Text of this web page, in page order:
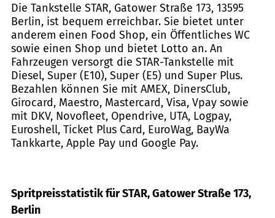
Die Tankstelle STAR, Gatower Straße 173, 13595
Berlin, ist bequem erreichbar. Sie bietet unter
anderem einen Food Shop, ein Öffentliches WC
sowie einen Shop und bietet Lotto an. An
Fahrzeugen versorgt die STAR-Tankstelle mit
Diesel, Super (E10), Super (E5) und Super Plus.
Bezahlen können Sie mit AMEX, DinersClub,
Girocard, Maestro, Mastercard, Visa, Vpay sowie
mit DKV, Novofleet, Opendrive, UTA, Logpay,
Euroshell, Ticket Plus Card, EuroWag, BayWa
Tankkarte, Apple Pay und Google Pay.
Spritpreisstatistik für STAR, Gatower Straße 173,
Berlin